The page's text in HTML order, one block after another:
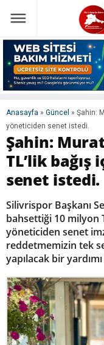
Anasayfa » Güncel » Şahin:
yöneticiden senet istedi.
Şahin:
TL’lik
senet istedi.
Silivrispor Başkanı
bahsettiği 10 milyon
yöneticiden senet
reddetmemizin tek
yapılacak bir